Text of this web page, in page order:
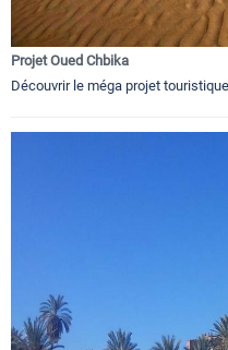
Projet Oued Chbika
Découvrir le méga projet